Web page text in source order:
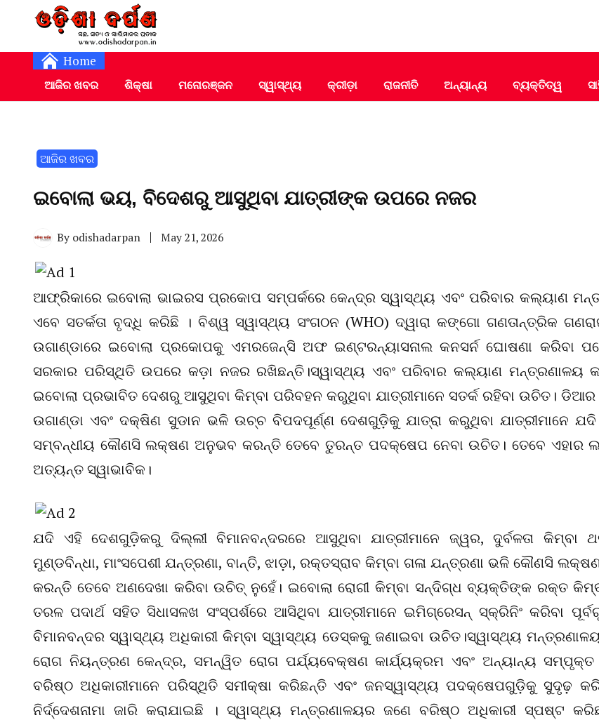
Home
ଆଜିର ଖବର ଶିକ୍ଷା ମନୋରଞ୍ଜନ ସ୍ୱାସ୍ଥ୍ୟ କ୍ରୀଡ଼ା ରାଜନୀତି ଅନ୍ୟାନ୍ୟ ବ୍ୟକ୍ତିତ୍ୱ
ଆଜିର ଖବର
ଇବୋଲା ଭୟ, ବିଦେଶରୁ ଆସୁଥିବା ଯାତ୍ରୀଙ୍କ ଉପରେ ନଜର
By odishadarpan May 21, 2026
ଆଫ୍ରିକାରେ ଇବୋଲା ଭାଇରସ ପ୍ରକୋପ ସମ୍ପର୍କରେ କେନ୍ଦ୍ର ସ୍ୱାସ୍ଥ୍ୟ ଏବଂ ପରିବାର କଲ୍ୟାଣ
ଏବେ ସତର୍କତା ବୃଦ୍ଧି କରିଛି । ବିଶ୍ୱ ସ୍ୱାସ୍ଥ୍ୟ ସଂଗଠନ (WHO) ଦ୍ୱାରା କଙ୍ଗୋ ଗଣତାନ୍ତ୍ରିକ
ଉଗାଣ୍ଡାରେ ଇବୋଲା ପ୍ରକୋପକୁ ଏମରଜେନ୍ସି ଅଫ ଇଣ୍ଟରନ୍ୟାସନାଲ କନସର୍ନ ଘୋଷଣା କରିବା
ସରକାର ପରିସ୍ଥିତି ଉପରେ କଡ଼ା ନଜର ରଖିଛନ୍ତି।ସ୍ୱାସ୍ଥ୍ୟ ଏବଂ ପରିବାର କଲ୍ୟାଣ ମନ୍ତ୍ରଣାଳୟ
ଇବୋଲା ପ୍ରଭାବିତ ଦେଶରୁ ଆସୁଥିବା କିମ୍ବା ପରିବହନ କରୁଥିବା ଯାତ୍ରୀମାନେ ସତର୍କ ରହିବା ଉଚିତ।
ଉଗାଣ୍ଡା ଏବଂ ଦକ୍ଷିଣ ସୁଡାନ ଭଳି ଉଚ୍ଚ ବିପଦପୂର୍ଣ୍ଣ ଦେଶଗୁଡ଼ିକୁ ଯାତ୍ରା କରୁଥିବା ଯାତ୍ରୀମାନେ
ସମ୍ବନ୍ଧୀୟ କୌଣସି ଲକ୍ଷଣ ଅନୁଭବ କରନ୍ତି ତେବେ ତୁରନ୍ତ ପଦକ୍ଷେପ ନେବା ଉଚିତ। ତେବେ ଏହାର
ଅତ୍ୟନ୍ତ ସ୍ୱାଭାବିକ।
ଯଦି ଏହି ଦେଶଗୁଡ଼ିକରୁ ଦିଲ୍ଲୀ ବିମାନବନ୍ଦରରେ ଆସୁଥିବା ଯାତ୍ରୀମାନେ ଜ୍ୱର, ଦୁର୍ବଳତା କିମ୍ବା
ମୁଣ୍ଡବିନ୍ଧା, ମାଂସପେଶୀ ଯନ୍ତ୍ରଣା, ବାନ୍ତି, ଝାଡ଼ା, ରକ୍ତସ୍ରାବ କିମ୍ବା ଗଳା ଯନ୍ତ୍ରଣା ଭଳି କୌଣସି
କରନ୍ତି ତେବେ ଅଣଦେଖା କରିବା ଉଚିତ୍ ନୁହେଁ। ଇବୋଲା ରୋଗୀ କିମ୍ବା ସନ୍ଦିଗ୍ଧ ବ୍ୟକ୍ତିଙ୍କ ରକ୍ତ
ତରଳ ପଦାର୍ଥ ସହିତ ସିଧାସଳଖ ସଂସ୍ପର୍ଶରେ ଆସିଥିବା ଯାତ୍ରୀମାନେ ଇମିଗ୍ରେସନ୍ ସ୍କ୍ରିନିଂ କରିବା
ବିମାନବନ୍ଦର ସ୍ୱାସ୍ଥ୍ୟ ଅଧିକାରୀ କିମ୍ବା ସ୍ୱାସ୍ଥ୍ୟ ଡେସ୍କକୁ ଜଣାଇବା ଉଚିତ।ସ୍ୱାସ୍ଥ୍ୟ
ରୋଗ ନିୟନ୍ତ୍ରଣ କେନ୍ଦ୍ର, ସମନ୍ୱିତ ରୋଗ ପର୍ଯ୍ୟବେକ୍ଷଣ କାର୍ଯ୍ୟକ୍ରମ ଏବଂ ଅନ୍ୟାନ୍ୟ ସମ୍ପୃକ୍ତ
ବରିଷ୍ଠ ଅଧିକାରୀମାନେ ପରିସ୍ଥିତି ସମୀକ୍ଷା କରିଛନ୍ତି ଏବଂ ଜନସ୍ୱାସ୍ଥ୍ୟ ପଦକ୍ଷେପଗୁଡ଼ିକୁ ସୁଦୃଢ଼
ନିର୍ଦ୍ଦେଶନାମା ଜାରି କରାଯାଇଛି । ସ୍ୱାସ୍ଥ୍ୟ ମନ୍ତ୍ରଣାଳୟର ଜଣେ ବରିଷ୍ଠ ଅଧିକାରୀ ସ୍ପଷ୍ଟ